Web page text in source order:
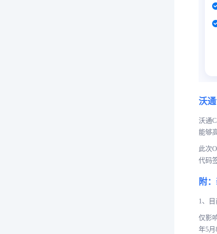
沃
沃通
能够
此次
代码
附
1、
仅影
年5